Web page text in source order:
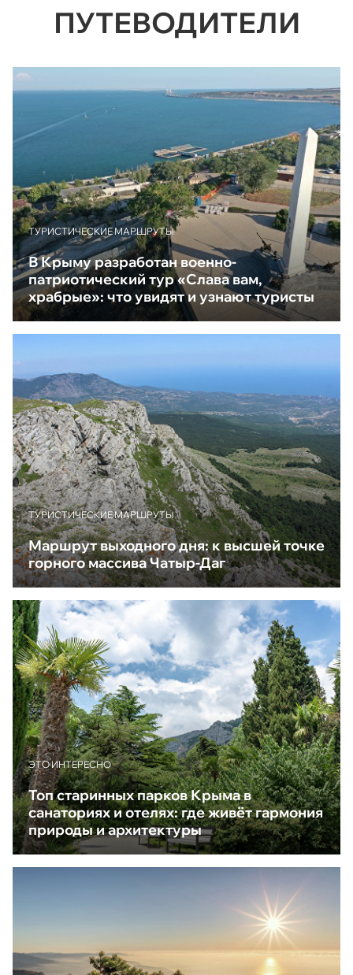
ПУТЕВОДИТЕЛИ
ТУРИСТИЧЕСКИЕ МАРШРУТЫ
В Крыму разработан военно-
патриотический тур «Слава вам,
храбрые»: что увидят и узнают туристы
ТУРИСТИЧЕСКИЕ МАРШРУТЫ
Маршрут выходного дня: к высшей точке
горного массива Чатыр-Даг
ЭТО ИНТЕРЕСНО
Топ старинных парков Крыма в
санаториях и отелях: где живёт гармония
природы и архитектуры